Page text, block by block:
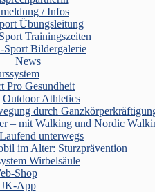
/ Infos
Übungsleitung
Trainingszeiten
Bildergalerie
News
Pro Gesundheit
Outdoor Athletics
durch
– mit Walking und Nordic
Laufend unterwegs
im Alter: Sturzprävention
Wirbelsäule
Shop
App